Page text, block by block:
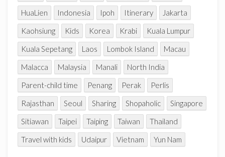
HuaLien
Indonesia Ipoh Itinerary
Jakarta
Kaohsiung
Kids Korea Krabi
Kuala Lumpur
Kuala Sepetang
Laos Lombok Island
Macau
Malacca
Malaysia Manali
North India
Parent-child time
Penang Perak
Perlis
Rajasthan
Seoul Sharing Shopaholic
Singapore
Sitiawan
Taipei Taiping Taiwan
Thailand
Travel with kids
Udaipur Vietnam Yun Nam